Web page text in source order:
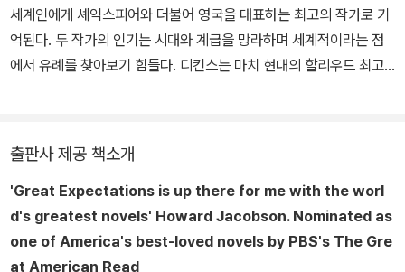
세계인에게 셰익스피어와 더불어 영국을 대표하는 최고의 작가로 기
억된다. 두 작가의 인기는 시대와 계급을 망라하며 세계적이라는 점
에서 유례를 찾아보기 힘들다. 디킨스는 마치 현대의 할리우드 최고
에 있다. 디킨스의 대중성은 어린 시절의 경험에 기인한다. 말단 공무
원이었던 그의 아버지는 낙천적 성격으로 돈의 씀씀이가 커서 항상
빚을 졌다. 어린 시절 그는 매번 더 낙후된 곳으로 이사를 다녔고 급기
야 열한 살 때에는 아버지가 채무자 감옥(Debt Prison)에 수감되어
온 가족이 아버지와 함께 감옥에서 1년가량 생활하게 된다. 장남인 그
출판사 제공 책소개
'Great Expectations is up there for me with the worl
d's greatest novels' Howard Jacobson. Nominated as
one of America's best-loved novels by PBS's The Gre
at American Read